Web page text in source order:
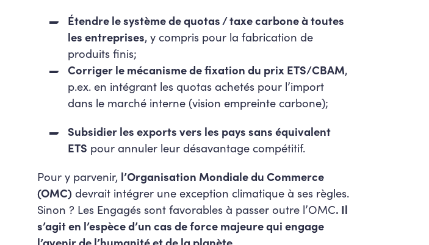
Étendre le système de quotas / taxe carbone à toutes
les entreprises, y compris pour la fabrication de
produits finis;
Corriger le mécanisme de fixation du prix ETS/CBAM,
p.ex. en intégrant les quotas achetés pour l’import
dans le marché interne (vision empreinte carbone);
Subsidier les exports vers les pays sans équivalent
ETS pour annuler leur désavantage compétitif.
Pour y parvenir, l’Organisation Mondiale du Commerce
(OMC) devrait intégrer une exception climatique à ses règles.
Sinon ? Les Engagés sont favorables à passer outre l’OMC. Il
s’agit en l’espèce d’un cas de force majeure qui engage
l’avenir de l’humanité et de la planète.